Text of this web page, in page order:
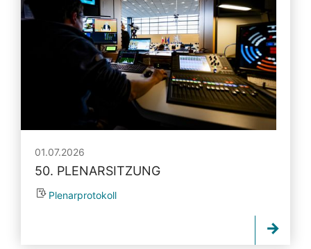
01.07.2026
50. PLENARSITZUNG
Plenarprotokoll